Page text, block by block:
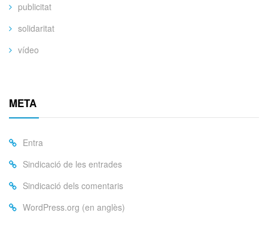
publicitat
solidaritat
vídeo
META
Entra
Sindicació de les entrades
Sindicació dels comentaris
WordPress.org (en anglès)